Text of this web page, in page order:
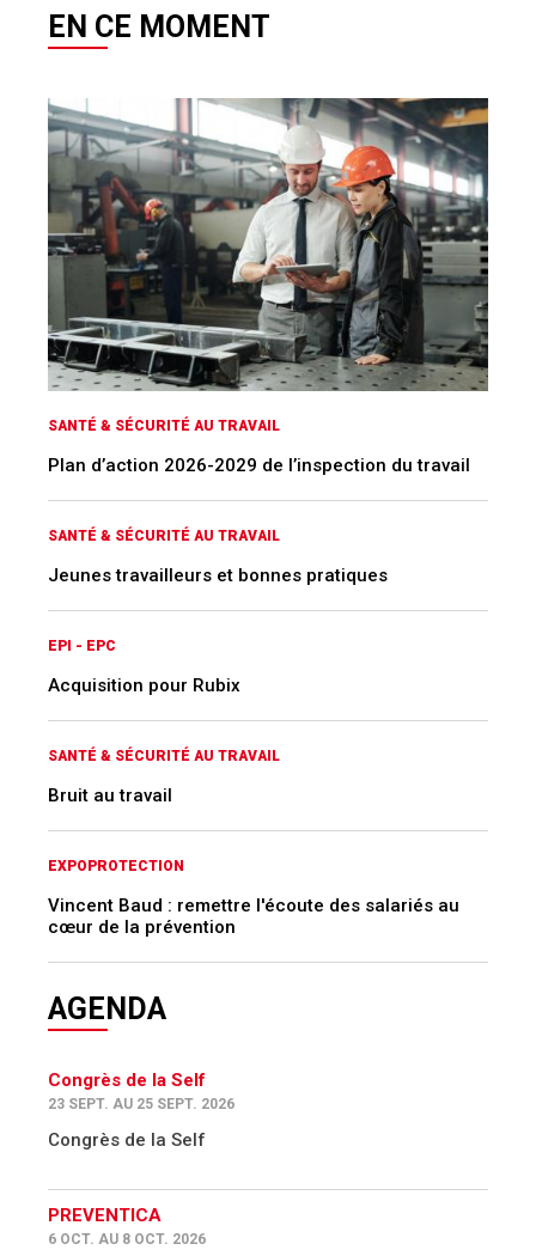
EN CE MOMENT
SANTÉ & SÉCURITÉ AU TRAVAIL
Plan d’action 2026-2029 de l’inspection du travail
SANTÉ & SÉCURITÉ AU TRAVAIL
Jeunes travailleurs et bonnes pratiques
EPI - EPC
Acquisition pour Rubix
SANTÉ & SÉCURITÉ AU TRAVAIL
Bruit au travail
EXPOPROTECTION
Vincent Baud : remettre l'écoute des salariés au
cœur de la prévention
AGENDA
Congrès de la Self
23 SEPT. AU 25 SEPT. 2026
Congrès de la Self
PREVENTICA
6 OCT. AU 8 OCT. 2026